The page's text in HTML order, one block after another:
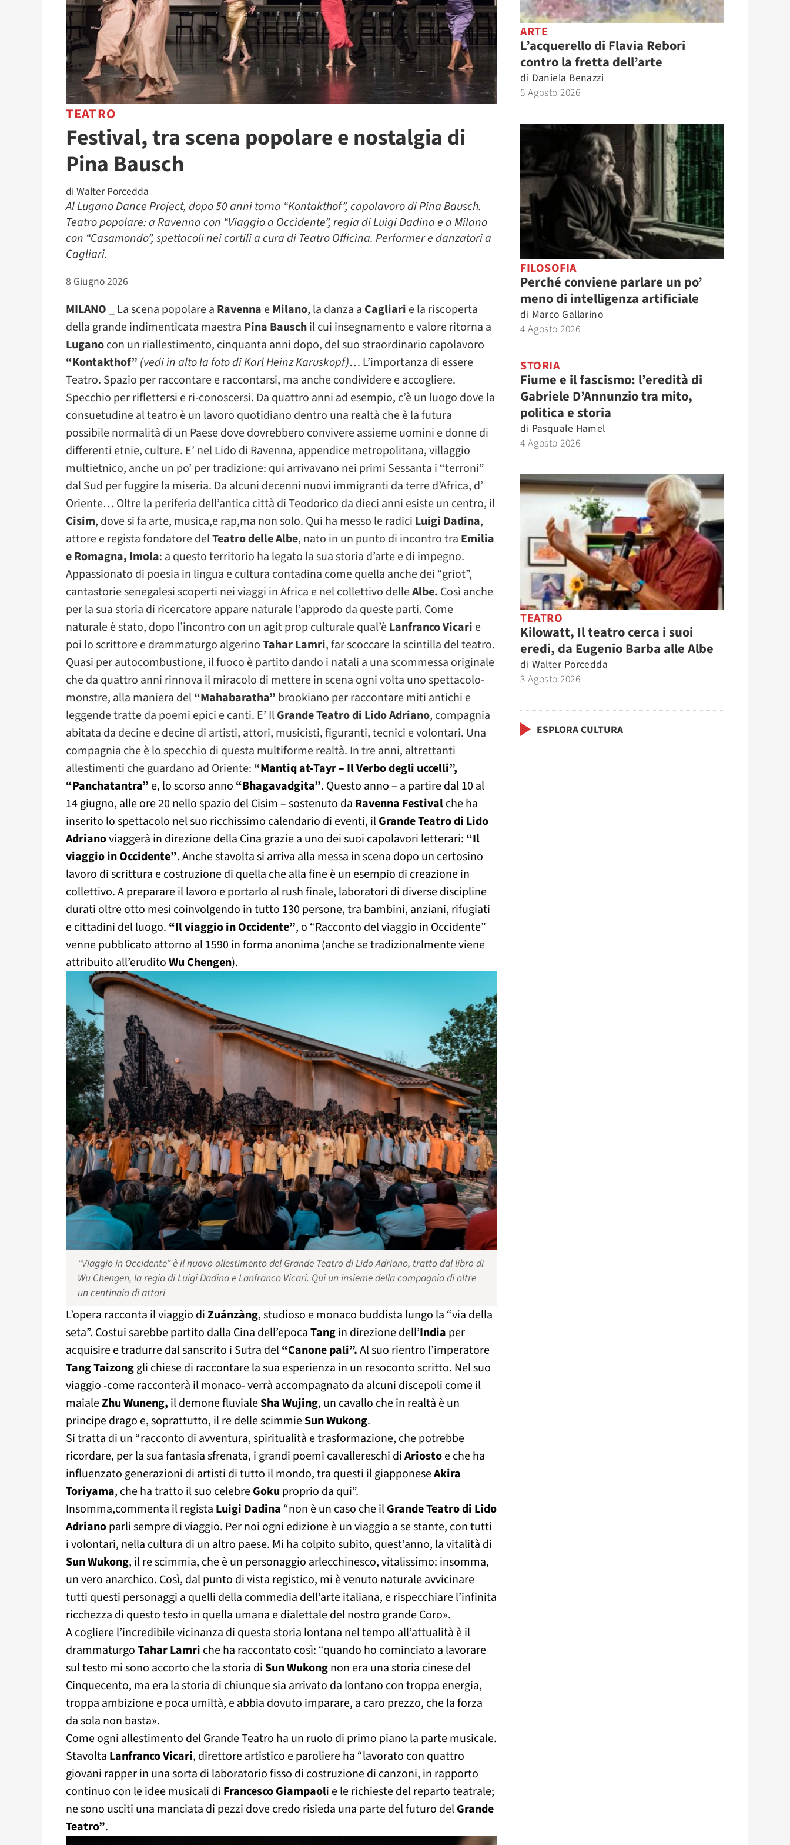
TEATRO
Festival, tra scena popolare e nostalgia di
Pina Bausch
di Walter Porcedda
Al Lugano Dance Project, dopo 50 anni torna “Kontakthof”, capolavoro di Pina Bausch.
Teatro popolare: a Ravenna con “Viaggio a Occidente”, regia di Luigi Dadina e a Milano
con “Casamondo”, spettacoli nei cortili a cura di Teatro Officina. Performer e danzatori a
Cagliari.
8 Giugno 2026
MILANO_ La scena popolare a Ravenna eMilano, la danza a Cagliari e la riscoperta
della grande indimenticata maestra Pina Bauschil cui insegnamento e valore ritorna a
Luganocon un riallestimento, cinquanta anni dopo, del suo straordinario capolavoro
“Kontakthof” (vedi in alto la foto di Karl Heinz Karuskopf)… L’importanza di essere
Teatro. Spazio per raccontare e raccontarsi, ma anche condividere e accogliere.
Specchio per riflettersi e ri-conoscersi. Da quattro anni ad esempio, c’è un luogo dove la
consuetudine al teatro è un lavoro quotidiano dentro una realtà che è la futura
possibile normalità di un Paese dove dovrebbero convivere assieme uomini e donne di
differenti etnie, culture. E’ nel Lido di Ravenna, appendice metropolitana, villaggio
multietnico, anche un po’ per tradizione: qui arrivavano nei primi Sessanta i “terroni”
dal Sud per fuggire la miseria. Da alcuni decenni nuovi immigranti da terre d’Africa, d’
Oriente… Oltre la periferia dell’antica città di Teodorico da dieci anni esiste un centro, il
Cisim, dove si fa arte, musica,e rap,ma non solo. Qui ha messo le radici Luigi Dadina,
attore e regista fondatore delTeatro delle Albe, nato in un punto di incontro tra Emilia
e Romagna, Imola: a questo territorio ha legato la sua storia d’arte e di impegno.
Appassionato di poesia in lingua e cultura contadina come quella anche dei “griot”,
cantastorie senegalesi scoperti nei viaggi in Africa e nel collettivo delleAlbe. Così anche
per la sua storia di ricercatore appare naturale l’approdo da queste parti. Come
naturale è stato, dopo l’incontro con un agit prop culturale qual’èLanfranco Vicari e
poi lo scrittore e drammaturgo algerinoTaharLamri, far scoccare la scintilla del teatro.
Quasi per autocombustione, il fuoco è partito dando i natali a una scommessa originale
che da quattro anni rinnova il miracolo di mettere in scena ogni volta uno spettacolo-
monstre, alla maniera del“Mahabaratha” brookiano per raccontare miti antichi e
leggende tratte da poemi epici e canti. E’ IlGrande Teatro di Lido Adriano, compagnia
abitata da decine e decine di artisti, attori, musicisti, figuranti, tecnici e volontari. Una
compagnia che è lo specchio di questa multiforme realtà. In tre anni, altrettanti
allestimenti che guardano ad Oriente: “Mantiq at-Tayr – Il Verbo degli uccelli”,
“Panchatantra” e, lo scorso anno “Bhagavadgita”. Questo anno – a partire dal 10 al
14 giugno, alle ore 20 nello spazio del Cisim – sostenuto da Ravenna Festivalche ha
inserito lo spettacolo nel suo ricchissimo calendario di eventi, ilGrande Teatro di Lido
Adrianoviaggerà in direzione della Cina grazie a uno dei suoi capolavori letterari: “Il
viaggio in Occidente”. Anche stavolta si arriva alla messa in scena dopo un certosino
lavoro di scrittura e costruzione di quella che alla fine è un esempio di creazione in
collettivo. A preparare il lavoro e portarlo al rush finale, laboratori di diverse discipline
durati oltre otto mesi coinvolgendo in tutto 130 persone, tra bambini, anziani, rifugiati
e cittadini del luogo. “Il viaggio in Occidente”, o “Racconto del viaggio in Occidente”
venne pubblicato attorno al 1590 in forma anonima (anche se tradizionalmente viene
attribuito all’eruditoWu Chengen).
“Viaggio in Occidente” è il nuovo allestimento del Grande Teatro di Lido Adriano, tratto dal libro di
Wu Chengen, la regia di Luigi Dadina e Lanfranco Vicari. Qui un insieme della compagnia di oltre
un centinaio di attori
L’opera racconta il viaggio diZuánzàng, studioso e monaco buddista lungo la “via della
seta”. Costui sarebbe partito dalla Cina dell’epocaTangin direzione dell’India per
acquisire e tradurre dal sanscrito i Sutra del“Canone pali”.Al suo rientro l’imperatore
Tang Taizonggli chiese di raccontare la sua esperienza in un resoconto scritto. Nel suo
viaggio -come racconterà il monaco- verrà accompagnato da alcuni discepoli come il
maialeZhu Wuneng, il demone fluvialeSha Wujing, un cavallo che in realtà è un
principe drago e, soprattutto, il re delle scimmieSun Wukong.
Si tratta di un “racconto di avventura, spiritualità e trasformazione, che potrebbe
ricordare, per la sua fantasia sfrenata, i grandi poemi cavallereschi diAriostoe che ha
influenzato generazioni di artisti di tutto il mondo, tra questi il giapponeseAkira
Toriyama, che ha tratto il suo celebreGoku proprio da qui”.
Insomma,commenta il regista Luigi Dadina “non è un caso che ilGrande Teatro di Lido
Adrianoparli sempre di viaggio. Per noi ogni edizione è un viaggio a se stante, con tutti
i volontari, nella cultura di un altro paese. Mi ha colpito subito, quest’anno, la vitalità di
Sun Wukong, il re scimmia, che è un personaggio arlecchinesco, vitalissimo: insomma,
un vero anarchico. Così, dal punto di vista registico, mi è venuto naturale avvicinare
tutti questi personaggi a quelli della commedia dell’arte italiana, e rispecchiare l’infinita
ricchezza di questo testo in quella umana e dialettale del nostro grande Coro».
A cogliere l’incredibile vicinanza di questa storia lontana nel tempo all’attualità è il
drammaturgoTahar Lamri che ha raccontato così: “quando ho cominciato a lavorare
sul testo mi sono accorto che la storia di Sun Wukongnon era una storia cinese del
Cinquecento, ma era la storia di chiunque sia arrivato da lontano con troppa energia,
troppa ambizione e poca umiltà, e abbia dovuto imparare, a caro prezzo, che la forza
da sola non basta».
Come ogni allestimento del Grande Teatro ha un ruolo di primo piano la parte musicale.
Stavolta Lanfranco Vicari, direttore artistico e paroliere ha “lavorato con quattro
giovani rapper in una sorta di laboratorio fisso di costruzione di canzoni, in rapporto
continuo con le idee musicali di Francesco Giampaoli e le richieste del reparto teatrale;
ne sono usciti una manciata di pezzi dove credo risieda una parte del futuro delGrande
Teatro”.
ARTE
L’acquerello di Flavia Rebori
contro la fretta dell’arte
di Daniela Benazzi
5 Agosto 2026
FILOSOFIA
Perché conviene parlare un po’
meno di intelligenza artificiale
di Marco Gallarino
4 Agosto 2026
STORIA
Fiume e il fascismo: l’eredità di
Gabriele D’Annunzio tra mito,
politica e storia
di Pasquale Hamel
4 Agosto 2026
TEATRO
Kilowatt, Il teatro cerca i suoi
eredi, da Eugenio Barba alle Albe
di Walter Porcedda
3 Agosto 2026
ESPLORA CULTURA